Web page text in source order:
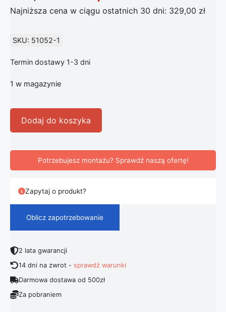
Najniższa cena w ciągu ostatnich 30 dni: 329,00 zł
SKU: 51052-1
Termin dostawy 1-3 dni
1 w magazynie
ilość Nowoczesna Skandynawska Lampa Wisząca
Dodaj do koszyka
Potrzebujesz montażu? Sprawdź naszą ofertę!
Zapytaj o produkt?
Oblicz zapotrzebowanie
2 lata gwarancji
14 dni na zwrot -sprawdź warunki
Darmowa dostawa od 500zł
Za pobraniem